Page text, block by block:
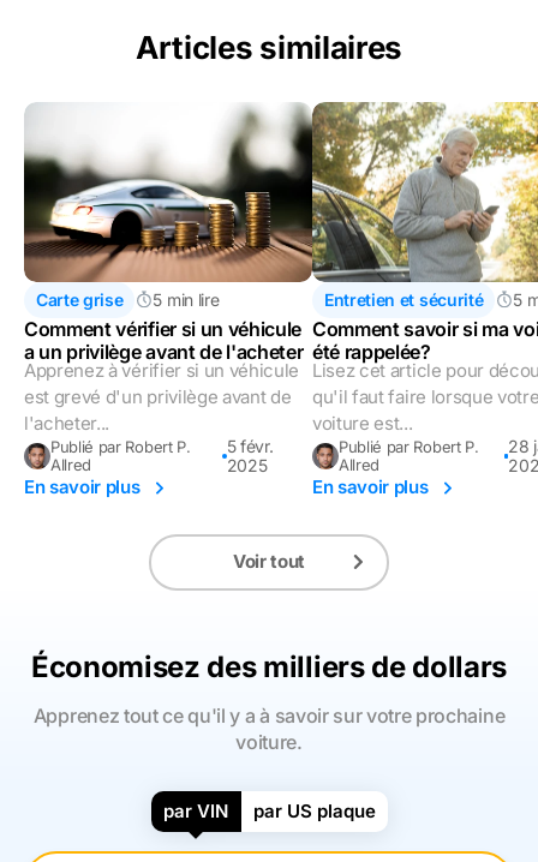
Articles similaires
Carte grise 5 min lire
Comment vérifier si un véhicule
a un privilège avant de l'acheter
Apprenez à vérifier si un véhicule
est grevé d'un privilège avant de
l'acheter...
Publié par Robert P.
Allred
5 févr.
2025
En savoir plus
Entretien et sécurité 5
Comment savoir si ma
été rappelée?
Lisez cet article pour
qu'il faut faire lorsque
voiture est...
Publié par Robert P.
Allred
28
En savoir plus
Voir tout
Économisez des milliers de dollars
Apprenez tout ce qu'il y a à savoir sur votre prochaine
voiture.
par VIN par US plaque